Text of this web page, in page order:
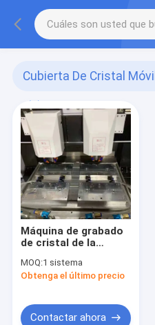
Cubierta De Cristal
(1)
Máquina de grabado
de cristal de la
hace la cubierta del
teléfono móvil
MOQ:1 sistema
Obtenga el último precio
Contactar ahora